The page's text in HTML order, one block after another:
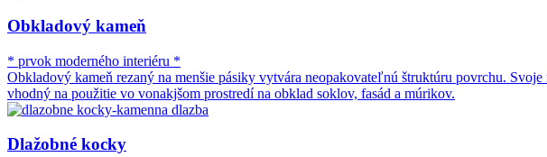
Obkladový kameň
* prvok moderného interiéru *
Obkladový kameň rezaný na menšie pásiky vytvára neopakovateľnú štruktúru povrchu.
vhodný na použitie vo vonakjšom prostredí na obklad soklov, fasád a múrikov.
Dlažobné kocky